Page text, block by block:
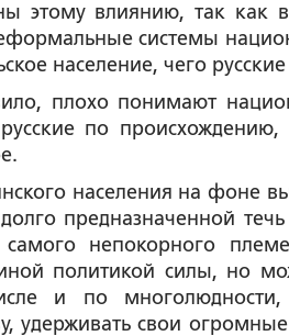
этому влиянию, так как
системы
население, чего
плохо понимают
по
населения на фоне
предназначенной
самого непокорного
политикой силы, но
и по
удерживать свои